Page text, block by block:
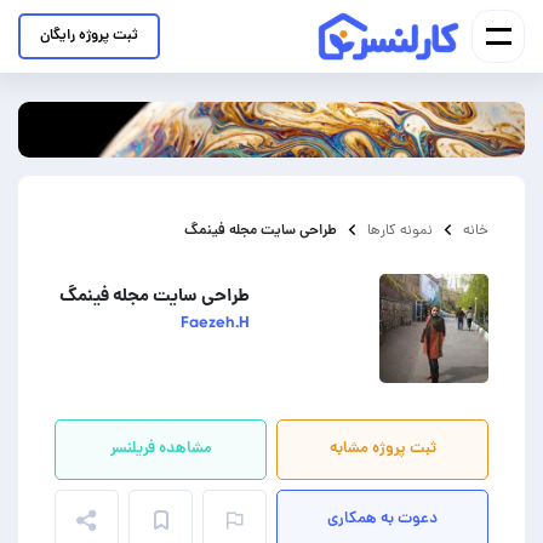
ثبت پروژه رایگان
خانه نمونه کارها طراحی سایت مجله فینمگ
طراحی سایت مجله فینمگ
Faezeh.H
ثبت پروژه مشابه
دعوت به همکاری
مشاهده فریلنسر